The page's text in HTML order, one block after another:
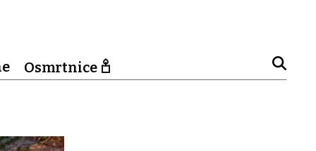
Osmrtnice